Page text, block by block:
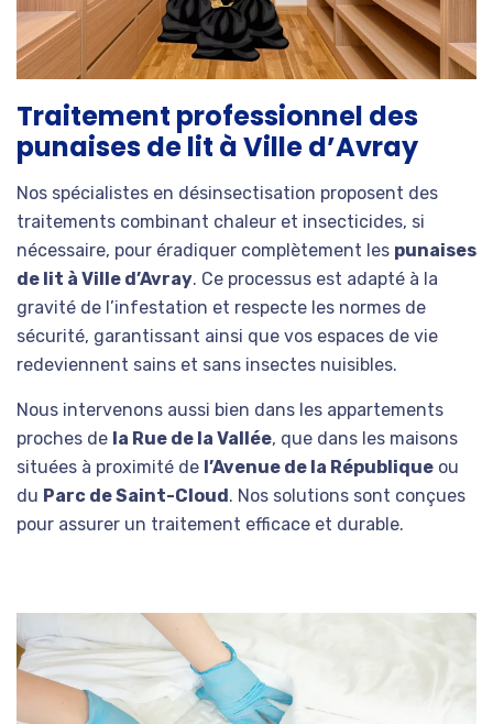
Traitement professionnel des
punaises de lit à Ville d’Avray
Nos spécialistes en désinsectisation proposent des
traitements combinant chaleur et insecticides, si
nécessaire, pour éradiquer complètement les punaises
de lit à Ville d’Avray. Ce processus est adapté à la
gravité de l’infestation et respecte les normes de
sécurité, garantissant ainsi que vos espaces de vie
redeviennent sains et sans insectes nuisibles.
Nous intervenons aussi bien dans les appartements
proches de la Rue de la Vallée, que dans les maisons
situées à proximité de l’Avenue de la République ou
du Parc de Saint-Cloud. Nos solutions sont conçues
pour assurer un traitement efficace et durable.